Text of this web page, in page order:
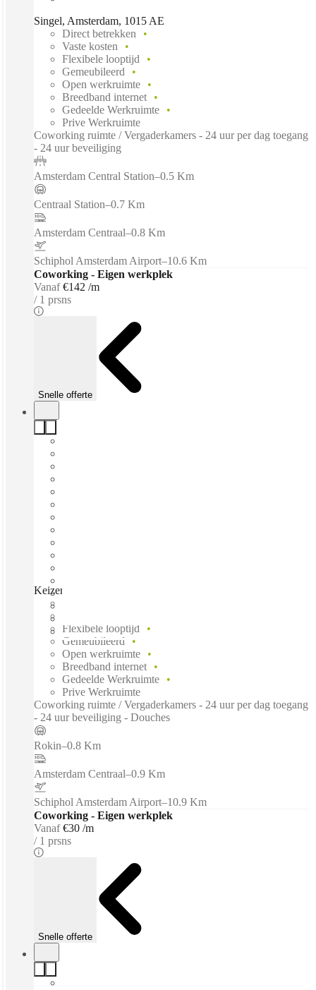
Singel, Amsterdam, 1015 AE
Direct betrekken
Vaste kosten
Flexibele looptijd
Gemeubileerd
Open werkruimte
Breedband internet
Gedeelde Werkruimte
Prive Werkruimte
Coworking ruimte / Vergaderkamers - 24 uur per dag toegang
- 24 uur beveiliging
Amsterdam Central Station–0.5 Km
Centraal Station–0.7 Km
Amsterdam Centraal–0.8 Km
Schiphol Amsterdam Airport–10.6 Km
Coworking - Eigen werkplek
Vanaf €142 /m
1 prsns
Snelle offerte
Keizersgracht, Amsterdam, 1015 CJ
Flexibele looptijd
Gemeubileerd
Open werkruimte
Breedband internet
Gedeelde Werkruimte
Prive Werkruimte
Coworking ruimte / Vergaderkamers - 24 uur per dag toegang
- 24 uur beveiliging - Douches
Rokin–0.8 Km
Amsterdam Centraal–0.9 Km
Schiphol Amsterdam Airport–10.9 Km
Coworking - Eigen werkplek
Vanaf €30 /m
1 prsns
Snelle offerte